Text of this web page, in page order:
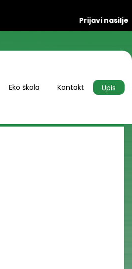
Prijavi nasilje
Eko škola Kontakt Upis